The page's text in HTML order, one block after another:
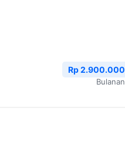
Rp 2.900.000
Bulanan